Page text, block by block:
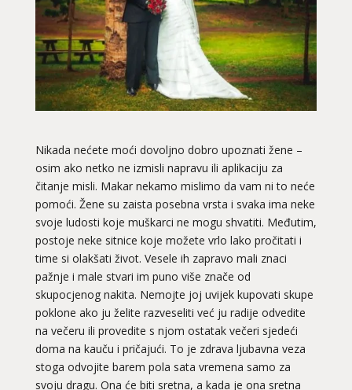
Nikada nećete moći dovoljno dobro upoznati žene –
osim ako netko ne izmisli napravu ili aplikaciju za
čitanje misli. Makar nekamo mislimo da vam ni to neće
pomoći. Žene su zaista posebna vrsta i svaka ima neke
svoje ludosti koje muškarci ne mogu shvatiti. Međutim,
postoje neke sitnice koje možete vrlo lako pročitati i
time si olakšati život. Vesele ih zapravo mali znaci
pažnje i male stvari im puno više znače od
skupocjenog nakita. Nemojte joj uvijek kupovati skupe
poklone ako ju želite razveseliti već ju radije odvedite
na večeru ili provedite s njom ostatak večeri sjedeći
doma na kauču i pričajući. To je zdrava ljubavna veza
stoga odvojite barem pola sata vremena samo za
svoju dragu. Ona će biti sretna, a kada je ona sretna